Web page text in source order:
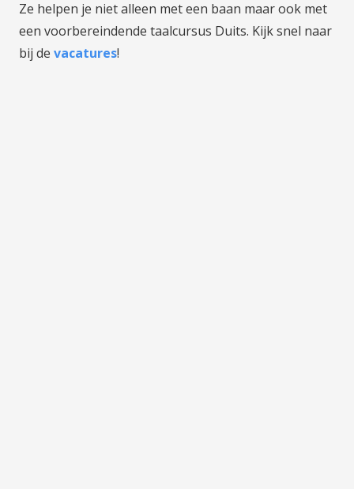
Ze helpen je niet alleen met een baan maar ook met
een voorbereindende taalcursus Duits. Kijk snel naar
bij de vacatures!